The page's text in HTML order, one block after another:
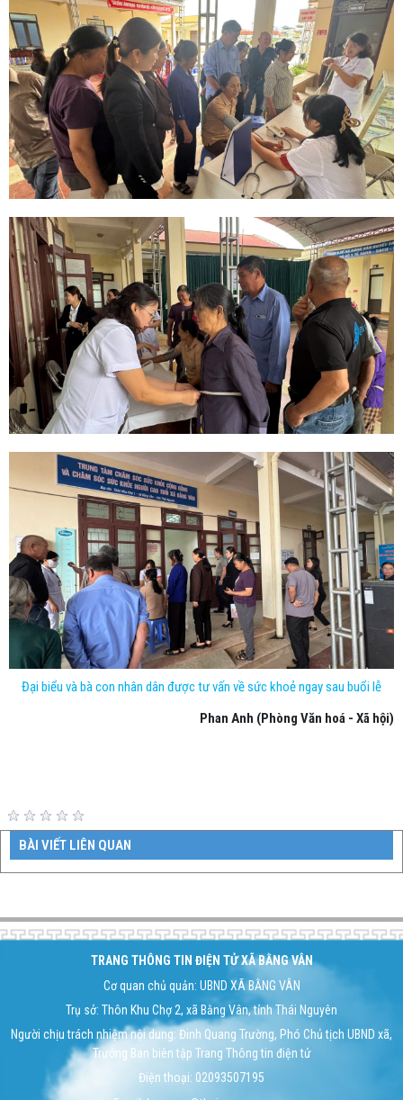
Đại biểu và bà con nhân dân được tư vấn về sức khoẻ ngay sau buổi lễ
Phan Anh (Phòng Văn hoá - Xã hội)
BÀI VIẾT LIÊN QUAN
TRANG THÔNG TIN ĐIỆN TỬ XÃ BẰNG VÂN
Cơ quan chủ quản: UBND XÃ BẰNG VÂN
Trụ sở: Thôn Khu Chợ 2, xã Bằng Vân, tỉnh Thái Nguyên
Người chịu trách nhiệm nội dung: Đinh Quang Trường, Phó Chủ tịch UBND xã,
Trưởng Ban biên tập Trang Thông tin điện tử
Điện thoại: 02093507195